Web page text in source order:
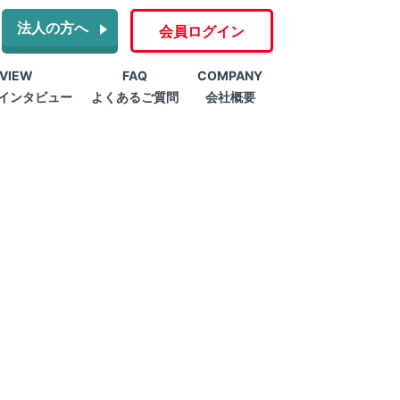
法人の方へ 会員ログイン
ンタビュー
FAQ
よくあるご質問
COMPANY
会社概要